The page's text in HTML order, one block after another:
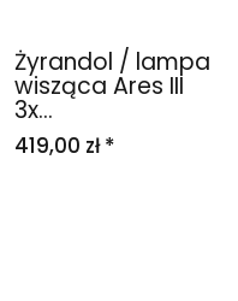
Żyrandol / lampa
wisząca Ares III
3x...
419,00 zł *